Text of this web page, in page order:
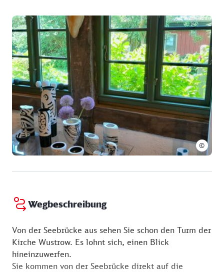
©
Wegbeschreibung
Von der Seebrücke aus sehen Sie schon den Turm der
Kirche Wustrow. Es lohnt sich, einen Blick
hineinzuwerfen.
Sie kommen von der Seebrücke direkt auf die